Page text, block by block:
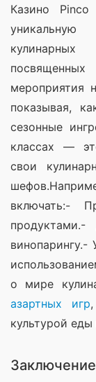
Казино
мероприятия
показывая,
сезонные
классах —
свои
включать:-
винопарингу.-
о мире
азартных игр
культурой
Заключение